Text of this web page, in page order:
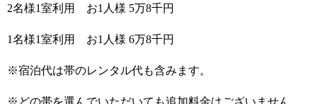
2名様1室利用 お1 人様 5万8千円
1名様1室利用 お1 人様 6万8千円
※宿泊代は帯のレンタル代も含みます。
※どの帯を選んでいただいても追加料金はございません。